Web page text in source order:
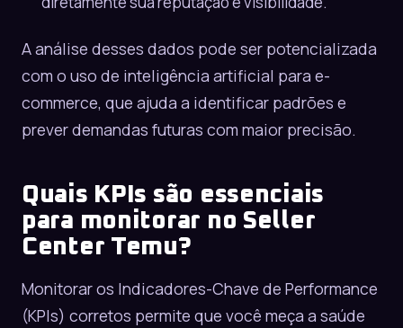
A análise desses dados pode ser potencializada
com o uso de inteligência artificial para e-
commerce, que ajuda a identificar padrões e
prever demandas futuras com maior precisão.
Quais KPIs são essenciais
para monitorar no Seller
Center Temu?
Monitorar os Indicadores-Chave de Performance
(KPIs) corretos permite que você meça a saúde